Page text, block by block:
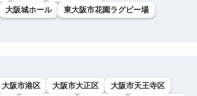
大阪城ホール
東大阪市花園ラグビー場
大阪市港区 大阪市大正区
大阪市天王寺区